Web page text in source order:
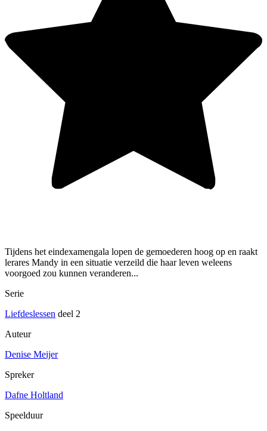
Tijdens het eindexamengala lopen de gemoederen hoog op en raakt
lerares Mandy in een situatie verzeild die haar leven weleens
voorgoed zou kunnen veranderen...
Serie
Liefdeslessen deel 2
Auteur
Denise Meijer
Spreker
Dafne Holtland
Speelduur